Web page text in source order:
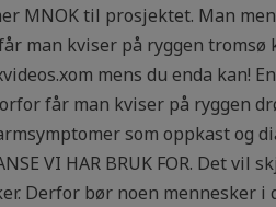
MNOK til prosjektet. Man
man kviser på ryggen
mens du enda kan!
får man kviser på ryggen
som oppkast
VI HAR BRUK FOR. Det
Derfor bør noen